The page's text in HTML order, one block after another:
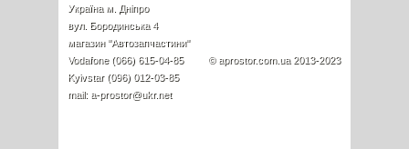
Україна м. Дніпро
вул. Бородинська 4
магазин "Автозапчастини"
Vodafone (066) 615-04-85
Kyivstar (096) 012-03-85
mail: a-prostor@ukr.net
© aprostor.com.ua 2013-2023